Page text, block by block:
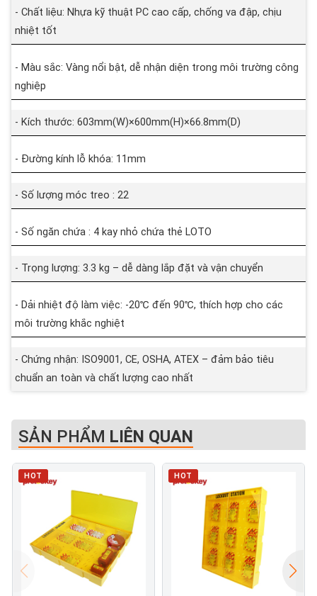
- Chất liệu: Nhựa kỹ thuật PC cao cấp, chống va đập, chịu
nhiệt tốt
- Màu sắc: Vàng nổi bật, dễ nhận diện trong môi trường công
nghiệp
- Kích thước: 603mm(W)×600mm(H)×66.8mm(D)
- Đường kính lỗ khóa: 11mm
- Số lượng móc treo : 22
- Số ngăn chứa : 4 kay nhỏ chứa thẻ LOTO
- Trọng lượng: 3.3 kg – dễ dàng lắp đặt và vận chuyển
- Dải nhiệt độ làm việc: -20℃ đến 90℃, thích hợp cho các
môi trường khắc nghiệt
- Chứng nhận: ISO9001, CE, OSHA, ATEX – đảm bảo tiêu
chuẩn an toàn và chất lượng cao nhất
SẢN PHẨM LIÊN QUAN
HOT HOT